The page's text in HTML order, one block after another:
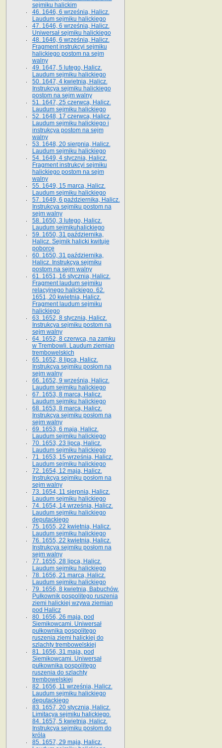
sejmiku halickim
46. 1646, 6 września, Halicz.
Laudum sejmiku halickiego
47. 1646, 6 września, Halicz.
Uniwersał sejmiku halickiego
48. 1646, 6 września, Halicz.
Fragment instrukcyi sejmiku
halickiego postom na sejm
walny
49. 1647, 5 lutego, Halicz.
Laudum sejmiku halickiego
50. 1647, 4 kwietnia, Halicz.
Instrukcya sejmiku halickiego
postom na sejm walny
51. 1647, 25 czerwca, Halicz.
Laudum sejmiku halickiego
52. 1648, 17 czerwca, Halicz.
Laudum sejmiku halickiego i
instrukcya postom na sejm
walny
53. 1648, 20 sierpnia, Halicz.
Laudum sejmiku halickiego
54. 1649, 4 stycznia, Halicz.
Fragment instrukcyi sejmiku
halickiego postom na sejm
walny
55. 1649, 15 marca, Halicz.
Laudum sejmiku halickiego
57. 1649, 6 października, Halicz.
Instrukcya sejmiku postom na
sejm walny
58. 1650, 3 lutego, Halicz.
Laudum sejmikuhalickiego
59. 1650, 31 października,
Halicz. Sejmik halicki kwituje
poborcę
60. 1650, 31 października,
Halicz. Instrukcya sejmiku
postom na sejm walny
61. 1651, 16 stycznia, Halicz.
Fragment laudum sejmiku
relacyjnego halickiego. 62.
1651, 20 kwietnia, Halicz.
Fragment laudum sejmiku
halickiego
63. 1652, 8 stycznia, Halicz.
Instrukcya sejmiku postom na
sejm walny
64. 1652, 8 czerwca, na zamku
w Trembowli. Laudum ziemian
trembowelskich
65. 1652, 8 lipca, Halicz.
Instrukcya sejmiku posłom na
sejm walny
66. 1652, 9 września, Halicz.
Laudum sejmiku halickiego
67. 1653, 8 marca, Halicz.
Laudum sejmiku halickiego
68. 1653, 8 marca, Halicz.
Instrukcya sejmiku posłom na
sejm walny
69. 1653, 6 maja, Halicz.
Laudum sejmiku halickiego
70. 1653, 23 lipca, Halicz.
Laudum sejmiku halickiego
71. 1653, 15 września, Halicz.
Laudum sejmiku halickiego
72. 1654, 12 maja, Halicz.
Instrukcya sejmiku posłom na
sejm walny
73. 1654, 11 sierpnia, Halicz.
Laudum sejmiku halickiego
74. 1654, 14 września, Halicz.
Laudum sejmiku halickiego
deputackiego
75. 1655, 22 kwietnia, Halicz.
Laudum sejmiku halickiego
76. 1655, 22 kwietnia, Halicz.
Instrukcya sejmiku posłom na
sejm walny
77. 1655, 28 lipca, Halicz.
Laudum sejmiku halickiego
78. 1656, 21 marca, Halicz.
Laudum sejmiku halickiego
79. 1656, 8 kwietnia, Babuchów.
Pułkownik pospolitego ruszenia
ziemi halickiej wzywa ziemian
pod Halicz
80. 1656, 26 maja, pod
Siemikowcami. Uniwersał
pułkownika pospolitego
ruszenia ziemi halickiej do
szlachty trembowelskiej
81. 1656, 31 maja, pod
Siemikowcami. Uniwersał
pułkownika pospolitego
ruszenia do szlachty
trembowelskiej
82. 1656, 11 września, Halicz.
Laudum sejmiku halickiego
deputackiego
83. 1657, 20 stycznia, Halicz.
Limitacya sejmiku halickiego.
84. 1657, 5 kwietnia, Halicz.
Instrukcya sejmiku posłom do
króla
85. 1657, 29 maja, Halicz.